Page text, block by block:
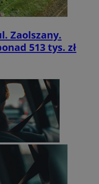
Zaolszany.
513 tys. zł